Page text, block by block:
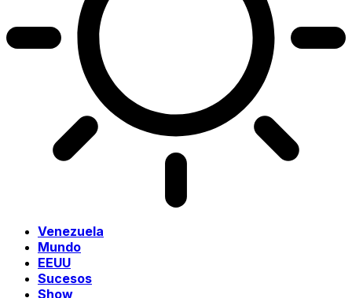
Venezuela
Mundo
EEUU
Sucesos
Show